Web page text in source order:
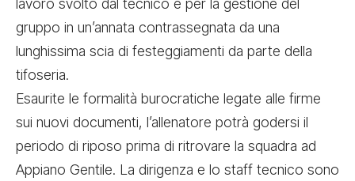
lavoro svolto dal tecnico e per la gestione del
gruppo in un’annata contrassegnata da una
lunghissima scia di festeggiamenti da parte della
tifoseria.
Esaurite le formalità burocratiche legate alle firme
sui nuovi documenti, l’allenatore potrà godersi il
periodo di riposo prima di ritrovare la squadra ad
Appiano Gentile. La dirigenza e lo staff tecnico sono